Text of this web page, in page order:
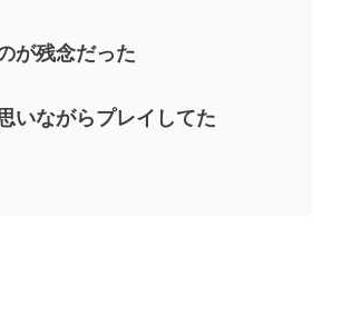
が残念だった
いながらプレイしてた